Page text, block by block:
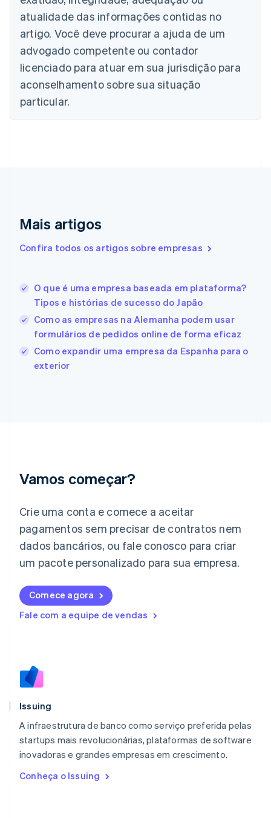
atualidade das informações contidas no
artigo. Você deve procurar a ajuda de um
advogado competente ou contador
licenciado para atuar em sua jurisdição para
aconselhamento sobre sua situação
particular.
Mais artigos
Confira todos os artigos sobre empresas
O que é uma empresa baseada em plataforma?
Tipos e histórias de sucesso do Japão
Como as empresas na Alemanha podem usar
formulários de pedidos online de forma eficaz
Como expandir uma empresa da Espanha para o
exterior
Vamos começar?
Crie uma conta e comece a aceitar
pagamentos sem precisar de contratos nem
dados bancários, ou fale conosco para criar
um pacote personalizado para sua empresa.
Comece agora
Fale com a equipe de vendas
Issuing
A infraestrutura de banco como serviço preferida pelas
startups mais revolucionárias, plataformas de software
inovadoras e grandes empresas em crescimento.
Conheça o Issuing
Brasil
PortuguêsEnglish
Bulgária
English
Canadá
English Français
China continental
简体中文 English
Chipre
Croácia
Eslovênia
Espanha
English Español简体中文
Estônia
English
Finlândia
English Svenska
França
English
Gibraltar
English
Italiano English
日本語English
Letônia
Liechtenstein
Lituânia
English
Luxemburgo
Malta
Español
English
Nova Zelândia
English
NederlandsEnglish